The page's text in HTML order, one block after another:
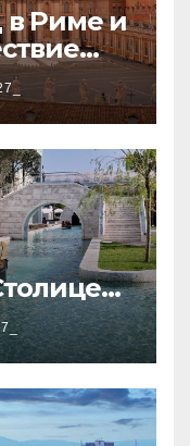
в Риме и